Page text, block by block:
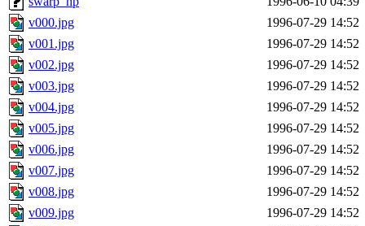
v000.jpg
1996-07-29 14:52
v001.jpg
1996-07-29 14:52
v002.jpg
1996-07-29 14:52
v003.jpg
1996-07-29 14:52
v004.jpg
1996-07-29 14:52
v005.jpg
1996-07-29 14:52
v006.jpg
1996-07-29 14:52
v007.jpg
1996-07-29 14:52
v008.jpg
1996-07-29 14:52
v009.jpg
1996-07-29 14:52